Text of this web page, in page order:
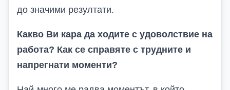
до значими резултати.
Какво Ви кара да ходите с удоволствие на
работа? Как се справяте с трудните и
напрегнати моменти?